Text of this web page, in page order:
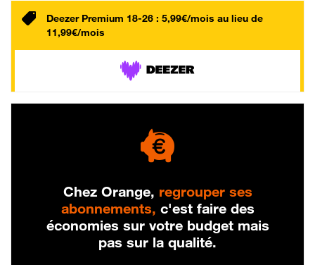
Deezer Premium 18-26 : 5,99€/mois au lieu de
11,99€/mois
Chez Orange, regrouper ses
abonnements, c'est faire des
économies sur votre budget mais
pas sur la qualité.